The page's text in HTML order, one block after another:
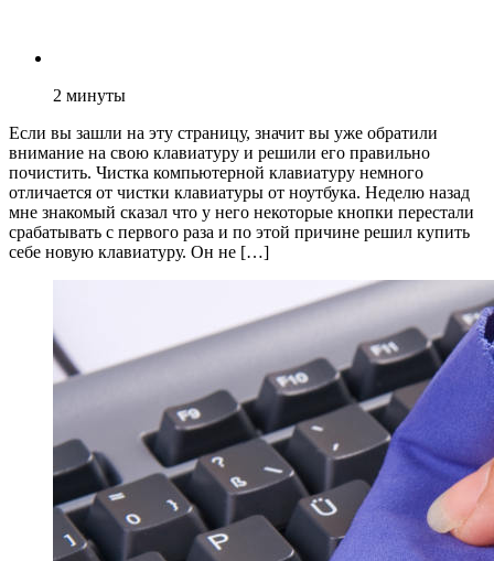
2 минуты
Если вы зашли на эту страницу, значит вы уже обратили
внимание на свою клавиатуру и решили его правильно
почистить. Чистка компьютерной клавиатуру немного
отличается от чистки клавиатуры от ноутбука. Неделю назад
мне знакомый сказал что у него некоторые кнопки перестали
срабатывать с первого раза и по этой причине решил купить
себе новую клавиатуру. Он не […]